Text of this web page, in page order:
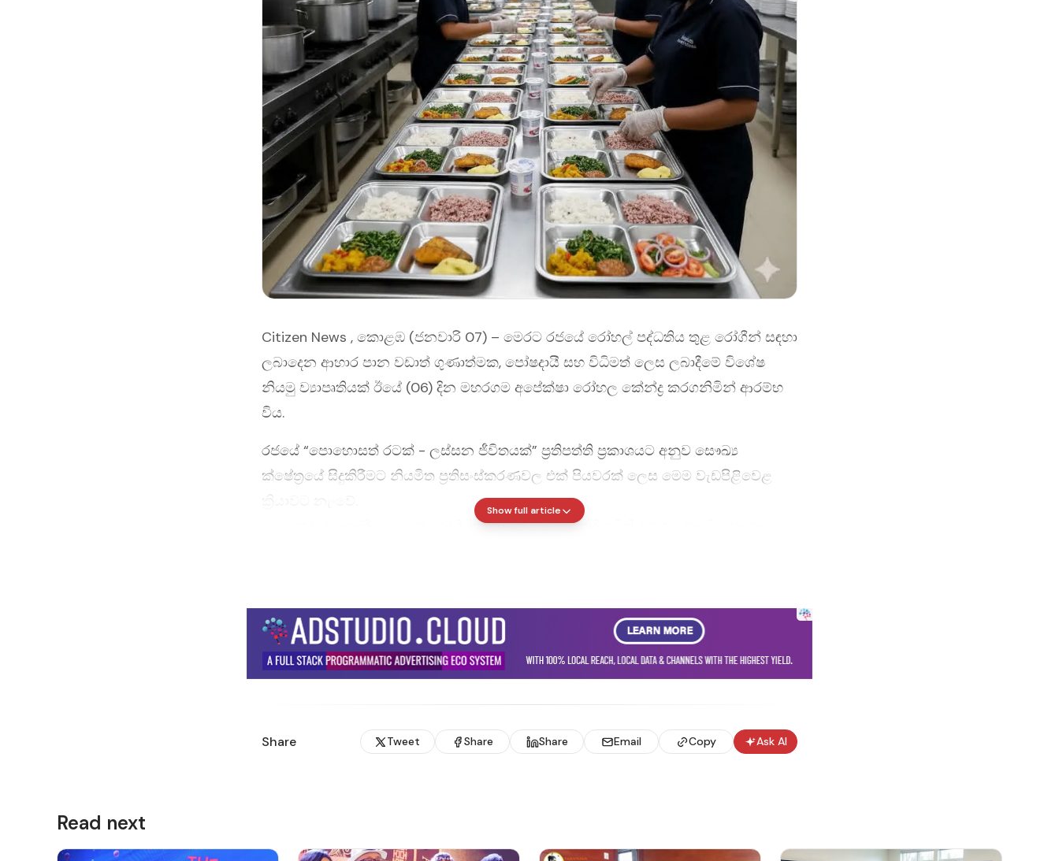
Citizen News , කොළඹ (ජනවාරි 07) – මෙරට රජයේ රෝහල් පද්ධතිය තුළ රෝගීන් සඳහා
ලබාදෙන ආහාර පාන වඩාත් ගුණාත්මක, පෝෂදායී සහ විධිමත් ලෙස ලබාදීමේ විශේෂ
නියමු ව්‍යාපෘතියක් ඊයේ (06) දින මහරගම අපේක්ෂා රෝහල කේන්ද්‍ර කරගනිමින් ආරම්භ
විය.
රජයේ “පොහොසත් රටක් - ලස්සන ජීවිතයක්” ප්‍රතිපත්ති ප්‍රකාශයට අනුව සෞඛ්‍ය
ක්ෂේත්‍රයේ සිදුකිරීමට නියමිත ප්‍රතිසංස්කරණවල එක් පියවරක් ලෙස මෙම වැඩපිළිවෙළ
ක්‍රියාවට නැංවේ.
මෙම නව ව්‍යාපෘතිය යටතේ රෝගී සත්කාරක සේවාවන්හි ප්‍රමිතිය ඉහළ නැංවීම සඳහා
පිරිසිදුව පිළිගැන්විය හැකි පරිදි සකස් කළ නව ආහාර පිඟාන් හඳුන්වා දී ඇත. මෙහි ප්‍රධාන
අරමුණ වන්නේ රෝගියාගේ ආහාර රුචිය වර්ධනය කරමින් මානසික තෘප්තිය ඉහළ
නැංවීමයි.
ආහාරපාන දෙපාර්තමේන්තුවක් ස්ථාපනය කිරීම: රෝහල් මුළුතැන්ගෙය යන්න නවීකරණය
කරමින් ‘ආහාරපාන දෙපාර්තමේන්තුවක්’ (Catering Department) ලෙස පවත්වාගෙන
යාම ආරම්භ කර ඇත. තරු පන්තියේ හෝටල් පුහුණුව ලැබූ කාර්ය මණ්ඩලයක් සහ වෘත්තීය
අතරම, දිනපතා වෙනස් වන විවිධත්වයකින් යුත් ආහාර වේලක් ලබාදීමට කටයුතු යොදා
Show full article
Share Tweet Share Share Email Copy Ask AI
Read next